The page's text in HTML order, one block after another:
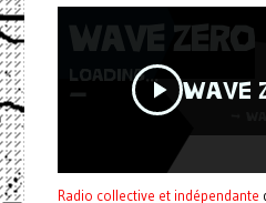
Radio collective et indépendante